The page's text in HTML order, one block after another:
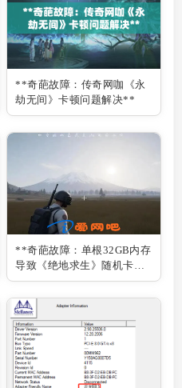
**奇葩故障：传奇网咖《永
劫无间》卡顿问题解决**
**奇葩故障：单根32GB内存
导致《绝地求生》随机卡顿
**